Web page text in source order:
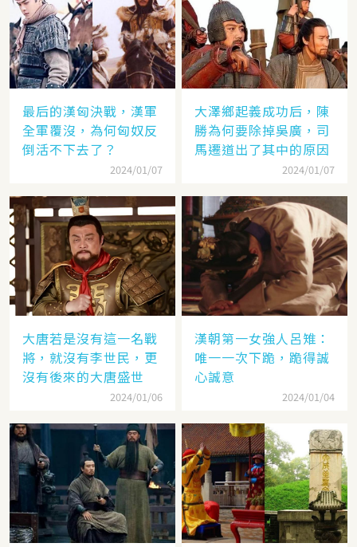
最后的漢匈決戰，漢軍
全軍覆沒，為何匈奴反
倒活不下去了？
2024/01/07
大澤鄉起義成功后，陳
勝為何要除掉吳廣，司
馬遷道出了其中的原因
2024/01/07
大唐若是沒有這一名戰
將，就沒有李世民，更
沒有後來的大唐盛世
2024/01/06
漢朝第一女強人呂雉：
唯一一次下跪，跪得誠
心誠意
2024/01/04